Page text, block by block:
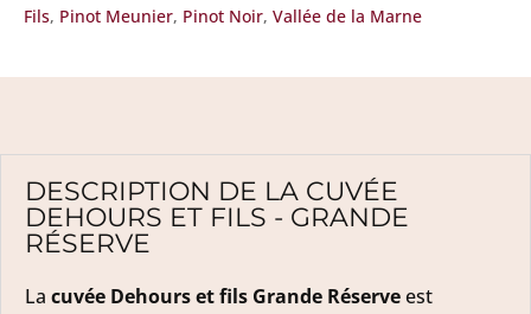
Fils, Pinot Meunier, Pinot Noir, Vallée de la Marne
DESCRIPTION DE LA CUVÉE
DEHOURS ET FILS - GRANDE
RÉSERVE
La cuvée Dehours et fils Grande Réserveest